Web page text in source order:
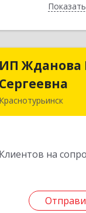
ИП Жданова
Сергеевна
Краснотурьинск
Клиентов на
ИП